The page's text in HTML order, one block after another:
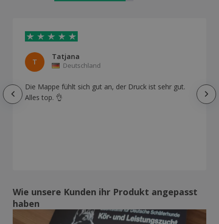
T
Tatjana
Deutschland
Die Mappe fühlt sich gut an, der Druck ist sehr gut.
Alles top. 👌
Wie unsere Kunden ihr Produkt angepasst
haben